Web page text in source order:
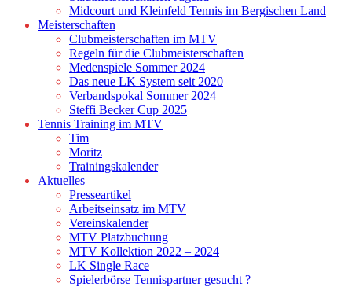
Midcourt und Kleinfeld Tennis im Bergischen Land
Meisterschaften
Clubmeisterschaften im MTV
Regeln für die Clubmeisterschaften
Medenspiele Sommer 2024
Das neue LK System seit 2020
Verbandspokal Sommer 2024
Steffi Becker Cup 2025
Tennis Training im MTV
Tim
Moritz
Trainingskalender
Aktuelles
Presseartikel
Arbeitseinsatz im MTV
Vereinskalender
MTV Platzbuchung
MTV Kollektion 2022 – 2024
LK Single Race
Spielerbörse Tennispartner gesucht ?